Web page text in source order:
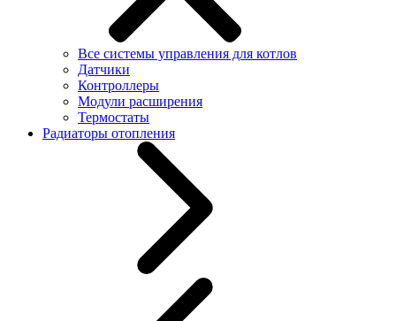
Все системы управления для котлов
Датчики
Контроллеры
Модули расширения
Термостаты
Радиаторы отопления